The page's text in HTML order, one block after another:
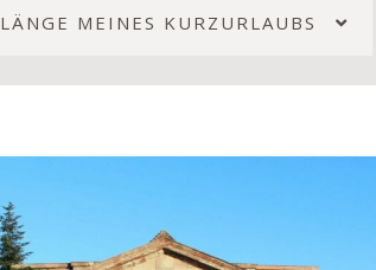
LÄNGE MEINES KURZURLAUBS